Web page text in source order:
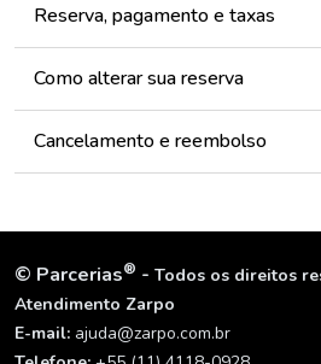
Reserva, pagamento e taxas
Como alterar sua reserva
Cancelamento e reembolso
© Parcerias® - Todos os direitos
Atendimento Zarpo
E-mail: ajuda@zarpo.com.br